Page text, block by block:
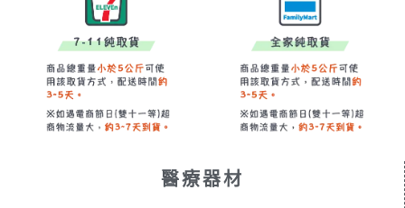
醫療器材